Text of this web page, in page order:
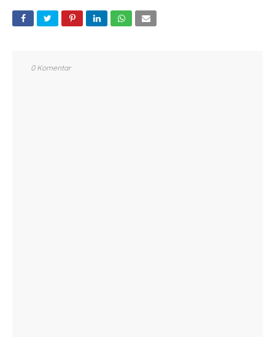
0 Komentar